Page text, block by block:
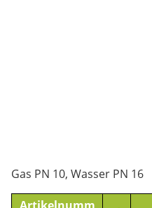
Gas PN 10, Wasser PN 16